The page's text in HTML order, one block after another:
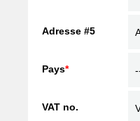
Adresse #5
Pays*
VAT no.